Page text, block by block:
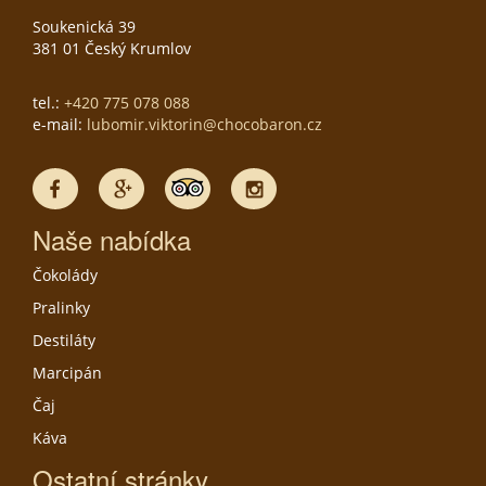
Soukenická 39
381 01 Český Krumlov
tel.: +420 775 078 088
e-mail: lubomir.viktorin@chocobaron.cz
Naše nabídka
Čokolády
Pralinky
Destiláty
Marcipán
Čaj
Káva